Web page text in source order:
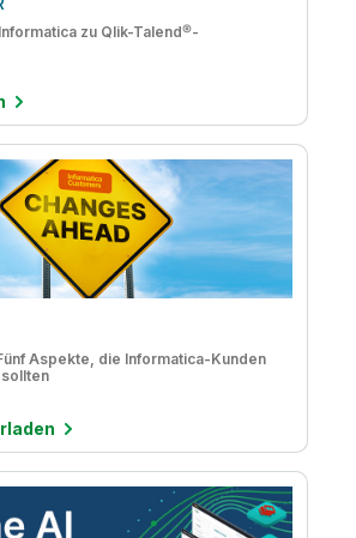
zu Qlik-Talend®-
Aspekte, die Informatica-Kunden